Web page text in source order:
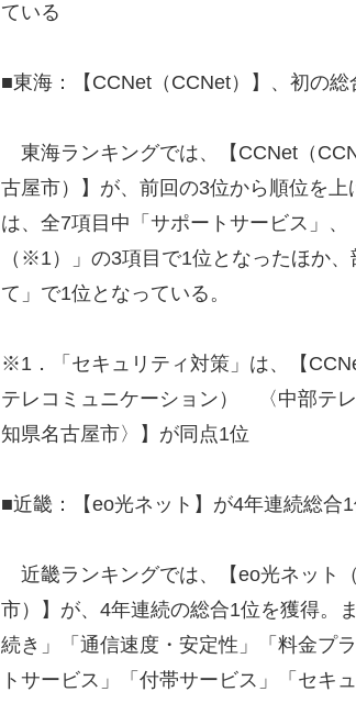
ている
■東海：【CCNet（CCNet）】、初の総
東海ランキングでは、【CCNet（
古屋市）】が、前回の3位から順位を
は、全7項目中「サポートサービス」
（※1）」の3項目で1位となったほか
て」で1位となっている。
※1．「セキュリティ対策」は、【
テレコミュニケーション） 〈中部テ
知県名古屋市〉】が同点1位
■近畿：【eo光ネット】が4年連続総
近畿ランキングでは、【eo光ネット
市）】が、4年連続の総合1位を獲得。
続き」「通信速度・安定性」「料金プ
トサービス」「付帯サービス」「セキ